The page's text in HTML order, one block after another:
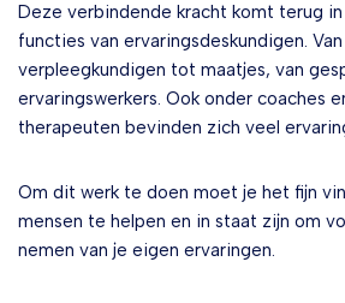
Deze verbindende kracht komt terug
functies van ervaringsdeskundigen.
verpleegkundigen tot maatjes, van
ervaringswerkers. Ook onder coaches
therapeuten bevinden zich veel
Om dit werk te doen moet je het fijn
mensen te helpen en in staat zijn om
nemen van je eigen ervaringen.